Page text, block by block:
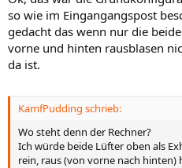
so wie im Eingangangspost
gedacht das wenn nur die
vorne und hinten rausblasen
da ist.
KamfPudding schrieb:
Wo steht denn der Rechner?
Ich würde beide Lüfter oben als
rein, raus (von vorne nach